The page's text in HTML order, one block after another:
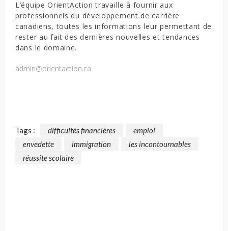
L’équipe OrientAction travaille à fournir aux
professionnels du développement de carrière
canadiens, toutes les informations leur permettant de
rester au fait des dernières nouvelles et tendances
dans le domaine.
admin@orientaction.ca
Tags : difficultés financières
emploi
envedette
immigration
les incontournables
réussite scolaire